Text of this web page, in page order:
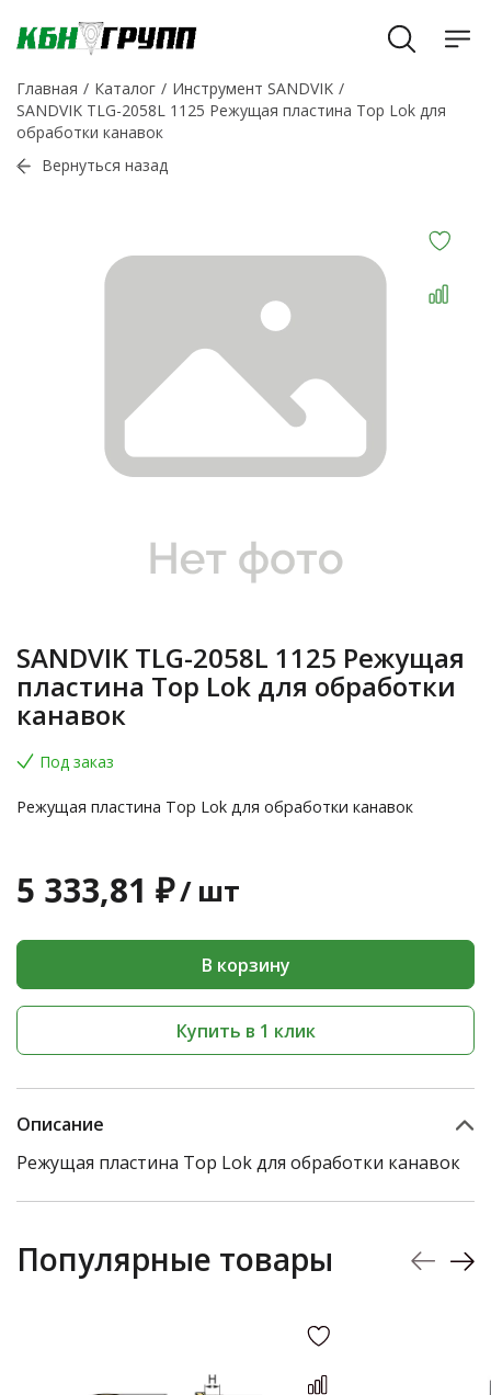
Главная Каталог
Инструмент SANDVIK
SANDVIK TLG-2058L 1125 Режущая пластина Top Lok для
обработки канавок
Вернуться назад
SANDVIK TLG-2058L 1125 Режущая
пластина Top Lok для обработки
канавок
Под заказ
Режущая пластина Top Lok для обработки канавок
5 333,81 ₽/ шт
В корзину
Купить в 1 клик
Описание
Режущая пластина Top Lok для обработки канавок
Популярные товары